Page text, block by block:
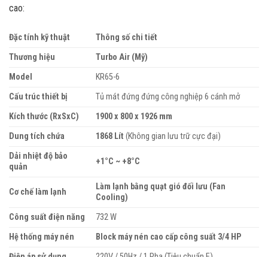
cao:
Đặc tính kỹ thuật
Thông số chi tiết
Thương hiệu
Turbo Air (Mỹ)
Model
KR65-6
Cấu trúc thiết bị
Tủ mát đứng đứng công nghiệp 6 cánh mở
Kích thước (RxSxC)
1900 x 800 x 1926 mm
Dung tích chứa
1868 Lít (Không gian lưu trữ cực đại)
Dải nhiệt độ bảo
quản
+1°C ~ +8°C
Cơ chế làm lạnh
Làm lạnh bằng quạt gió đối lưu (Fan
Cooling)
Công suất điện năng
732 W
Hệ thống máy nén
Block máy nén cao cấp công suất 3/4 HP